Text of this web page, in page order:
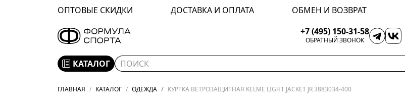
ОПТОВЫЕ СКИДКИ ДОСТАВКА И ОПЛАТА ОБМЕН И ВОЗВРАТ
+7 (495) 150-31-58
ОБРАТНЫЙ ЗВОНОК
КАТАЛОГ
ГЛАВНАЯ КАТАЛОГ ОДЕЖДА КУРТКА ВЕТРОЗАЩИТНАЯ KELME LIGHT JACKET JR 3883034-400